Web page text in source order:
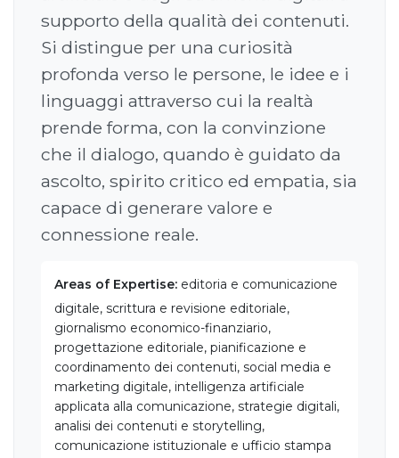
supporto della qualità dei contenuti.
Si distingue per una curiosità
profonda verso le persone, le idee e i
linguaggi attraverso cui la realtà
prende forma, con la convinzione
che il dialogo, quando è guidato da
ascolto, spirito critico ed empatia, sia
capace di generare valore e
connessione reale.
Areas of Expertise: editoria e comunicazione
digitale, scrittura e revisione editoriale,
giornalismo economico-finanziario,
progettazione editoriale, pianificazione e
coordinamento dei contenuti, social media e
marketing digitale, intelligenza artificiale
applicata alla comunicazione, strategie digitali,
analisi dei contenuti e storytelling,
comunicazione istituzionale e ufficio stampa